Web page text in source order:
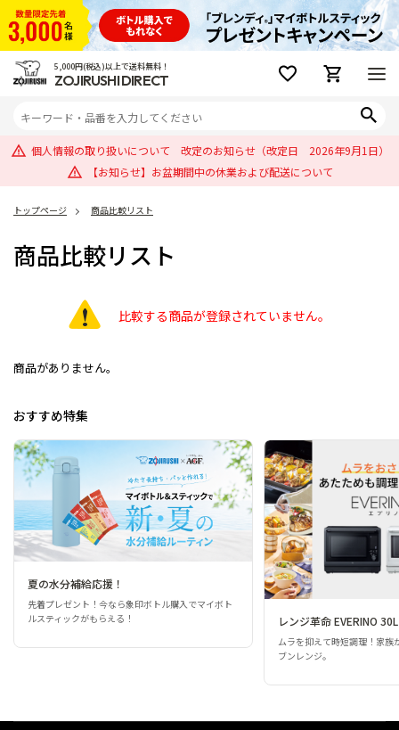
5,000円(税込)以上で送料無料！
ZOJIRUSHI DIRECT
個人情報の取り扱いについて 改定のお知らせ（改定日 2026年9月1日）
【お知らせ】お盆期間中の休業および配送について
トップページ 商品比較リスト
商品比較リスト
比較する商品が登録されていません。
商品がありません。
おすすめ特集
夏の水分補給応援！
先着プレゼント！今なら象印ボトル購入でマイボト
ルスティックがもらえる！
レンジ革命 EVERINO 30L
ムラを抑えて時短調理！家族
ブンレンジ。